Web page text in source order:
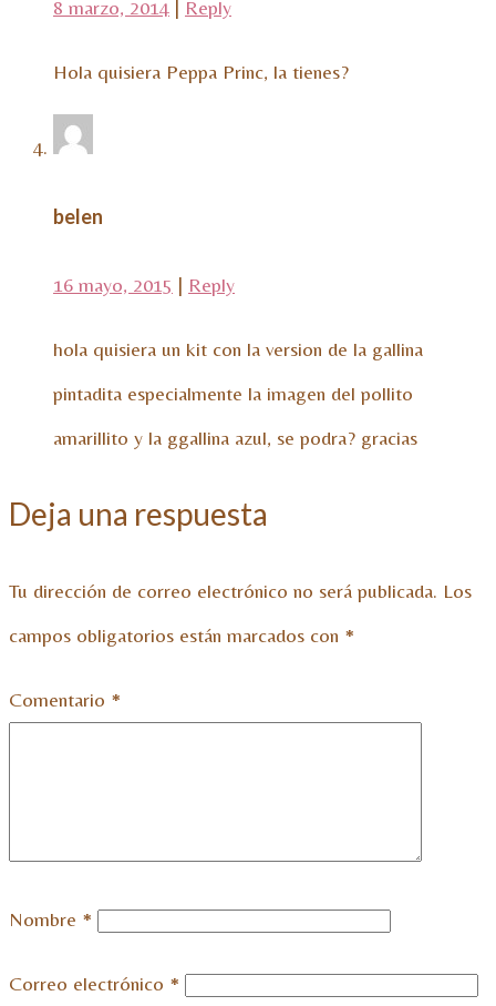
8 marzo, 2014 Reply
Hola quisiera Peppa Princ, la tienes?
belen
16 mayo, 2015 | Reply
hola quisiera un kit con la version de la gallina
pintadita especialmente la imagen del pollito
amarillito y la ggallina azul, se podra? gracias
Deja una respuesta
Tu dirección de correo electrónico no será publicada. Los
campos obligatorios están marcados con *
Comentario *
Nombre *
Correo electrónico *